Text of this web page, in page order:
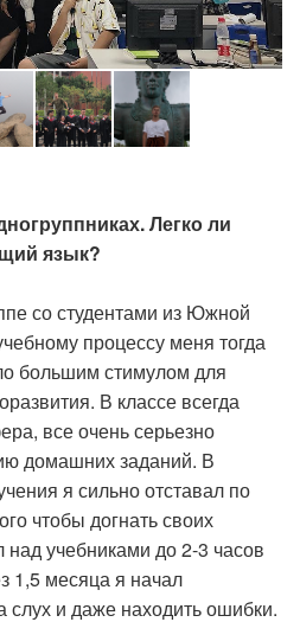
Легко ли
язык?
со студентами из Южной
процессу меня тогда
большим стимулом для
В классе всегда
все очень серьезно
домашних заданий. В
я сильно отставал по
чтобы догнать своих
над учебниками до 2-3 часов
1,5 месяца я начал
слух и даже находить ошибки.